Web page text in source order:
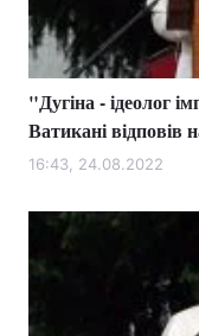
"Дугіна - ідеолог
Ватикані відповів
16:43, 24.08.2022